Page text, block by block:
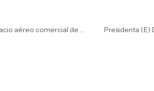
«Estamos hablando que cese las restricciones en el espacio aéreo comercial de Venezuela. Que vengan todas las aerolíneas e inversionistas que tengan que venir»: Presidenta (E) Delcy Rodríguez Presidenta (E)